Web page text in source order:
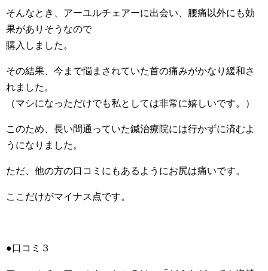
そんなとき、アーユルチェアーに出会い、腰痛以外にも効
果がありそうなので
購入しました。
その結果、今まで悩まされていた首の痛みがかなり緩和さ
れました。
（マシになっただけでも私としては非常に嬉しいです。）
このため、長い間通っていた鍼治療院には行かずに済むよ
うになりました。
ただ、他の方の口コミにもあるようにお尻は痛いです。
ここだけがマイナス点です。
●口コミ３